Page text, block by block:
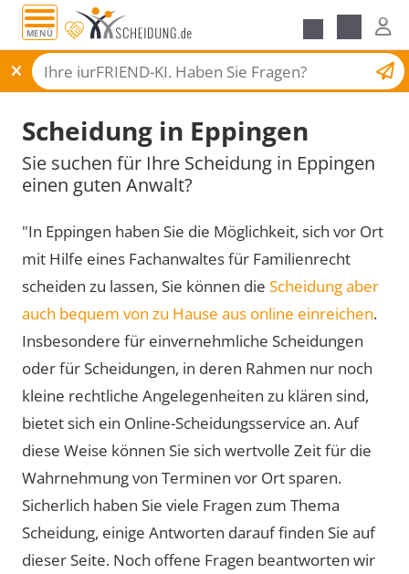
MENÜ
Scheidungsantrag
Scheidung in Eppingen
Sie suchen für Ihre Scheidung in Eppingen
einen guten Anwalt?
"In Eppingen haben Sie die Möglichkeit, sich vor Ort
mit Hilfe eines Fachanwaltes für Familienrecht
scheiden zu lassen, Sie können die Scheidung aber
auch bequem von zu Hause aus online einreichen.
Insbesondere für einvernehmliche Scheidungen
oder für Scheidungen, in deren Rahmen nur noch
kleine rechtliche Angelegenheiten zu klären sind,
bietet sich ein Online-Scheidungsservice an. Auf
diese Weise können Sie sich wertvolle Zeit für die
Wahrnehmung von Terminen vor Ort sparen.
Sicherlich haben Sie viele Fragen zum Thema
Scheidung, einige Antworten darauf finden Sie auf
dieser Seite. Noch offene Fragen beantworten wir